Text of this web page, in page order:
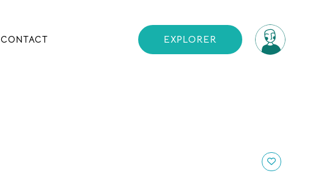
CONTACT EXPLORER